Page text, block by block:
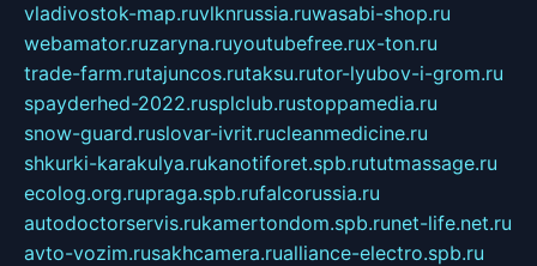
vladivostok-map.ruvlknrussia.ruwasabi-shop.ru
webamator.ruzaryna.ruyoutubefree.rux-ton.ru
trade-farm.rutajuncos.rutaksu.rutor-lyubov-i-grom.ru
spayderhed-2022.rusplclub.rustoppamedia.ru
snow-guard.ruslovar-ivrit.rucleanmedicine.ru
shkurki-karakulya.rukanotiforet.spb.rututmassage.ru
ecolog.org.rupraga.spb.rufalcorussia.ru
autodoctorservis.rukamertondom.spb.runet-life.net.ru
avto-vozim.rusakhcamera.rualliance-electro.spb.ru